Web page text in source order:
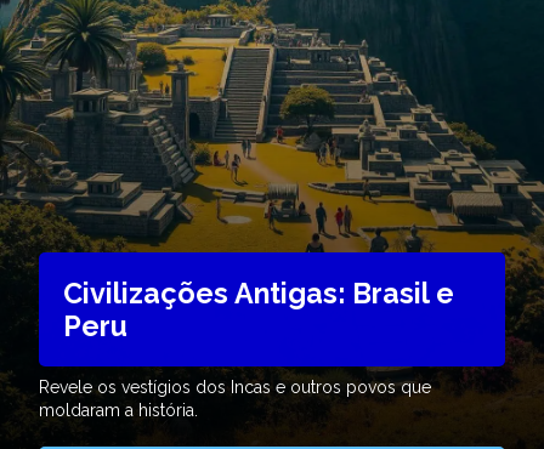
Civilizações Antigas: Brasil e
Peru
Revele os vestígios dos Incas e outros povos que
moldaram a história.